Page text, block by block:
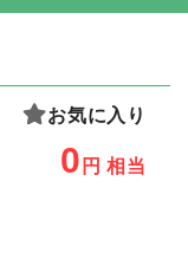
お気に入り
0 円 相当